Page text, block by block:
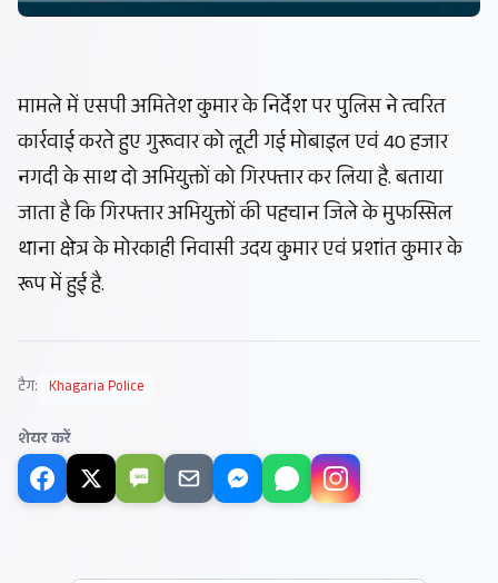
मामले में एसपी अमितेश कुमार के निर्देश पर पुलिस ने त्वरित
कार्रवाई करते हुए गुरूवार को लूटी गई मोबाइल एवं 40 हजार
नगदी के साथ दो अभियुक्तों को गिरफ्तार कर लिया है. बताया
जाता है कि गिरफ्तार अभियुक्तों की पहचान जिले के मुफस्सिल
थाना क्षेत्र के मोरकाही निवासी उदय कुमार एवं प्रशांत कुमार के
रूप में हुई है.
टैग: Khagaria Police
शेयर करें
SMS